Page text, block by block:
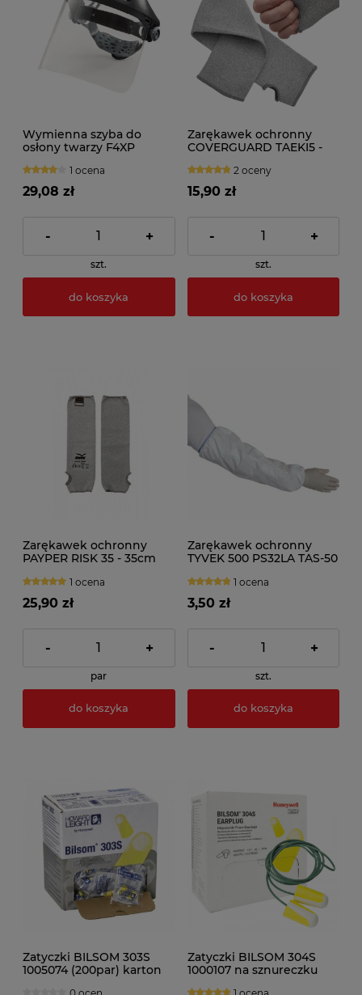
Wymienna szyba do
osłony twarzy F4XP
1 ocena
29,08 zł
- +
szt.
do koszyka
Zarękawek ochronny
COVERGUARD TAEKI5 -
2 oceny
15,90 zł
- +
szt.
do koszyka
Zarękawek ochronny
PAYPER RISK 35 - 35cm
1 ocena
25,90 zł
- +
par
do koszyka
Zarękawek ochronny
TYVEK 500 PS32LA TAS-50
1 ocena
3,50 zł
- +
szt.
do koszyka
Zatyczki BILSOM 303S
1005074 (200par) karton
Zatyczki BILSOM 304S
1000107 na sznureczku